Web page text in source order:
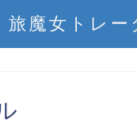
旅魔女トレ